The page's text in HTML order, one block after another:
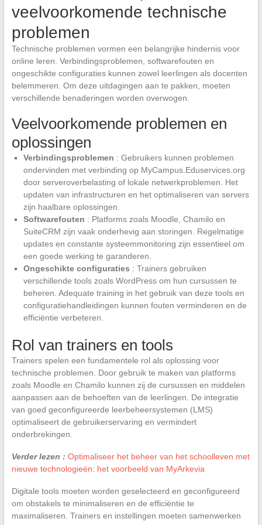
veelvoorkomende technische
problemen
Technische problemen vormen een belangrijke hindernis voor
online leren. Verbindingsproblemen, softwarefouten en
ongeschikte configuraties kunnen zowel leerlingen als docenten
belemmeren. Om deze uitdagingen aan te pakken, moeten
verschillende benaderingen worden overwogen.
Veelvoorkomende problemen en
oplossingen
Verbindingsproblemen : Gebruikers kunnen problemen
ondervinden met verbinding op MyCampus.Eduservices.org
door serveroverbelasting of lokale netwerkproblemen. Het
updaten van infrastructuren en het optimaliseren van servers
zijn haalbare oplossingen.
Softwarefouten : Platforms zoals Moodle, Chamilo en
SuiteCRM zijn vaak onderhevig aan storingen. Regelmatige
updates en constante systeemmonitoring zijn essentieel om
een goede werking te garanderen.
Ongeschikte configuraties : Trainers gebruiken
verschillende tools zoals WordPress om hun cursussen te
beheren. Adequate training in het gebruik van deze tools en
configuratiehandleidingen kunnen fouten verminderen en de
efficiëntie verbeteren.
Rol van trainers en tools
Trainers spelen een fundamentele rol als oplossing voor
technische problemen. Door gebruik te maken van platforms
zoals Moodle en Chamilo kunnen zij de cursussen en middelen
aanpassen aan de behoeften van de leerlingen. De integratie
van goed geconfigureerde leerbeheersystemen (LMS)
optimaliseert de gebruikerservaring en vermindert
onderbrekingen.
Verder lezen : Optimaliseer het beheer van het schoolleven met
nieuwe technologieën: het voorbeeld van MyArkevia
Digitale tools moeten worden geselecteerd en geconfigureerd
om obstakels te minimaliseren en de efficiëntie te
maximaliseren. Trainers en instellingen moeten samenwerken